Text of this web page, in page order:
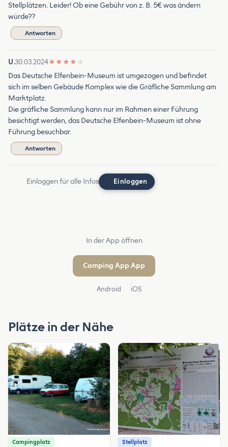
Stellplätzen. Leider! Ob eine Gebühr von z. B. 5€ was ändern
würde??
Antworten
U.30.03.2024★ ★ ★ ★ ★
Das Deutsche Elfenbein-Museum ist umgezogen und befindet
sich im selben Gebäude Komplex wie die Gräfliche Sammlung am
Marktplatz.
Die gräfliche Sammlung kann nur im Rahmen einer Führung
besichtigt werden, das Deutsche Elfenbein-Museum ist ohne
Führung besuchbar.
Antworten
Einloggen für alle Infos Einloggen
In der App öffnen
Camping App App
Android iOS
Plätze in der Nähe
Campingplatz Stellplatz